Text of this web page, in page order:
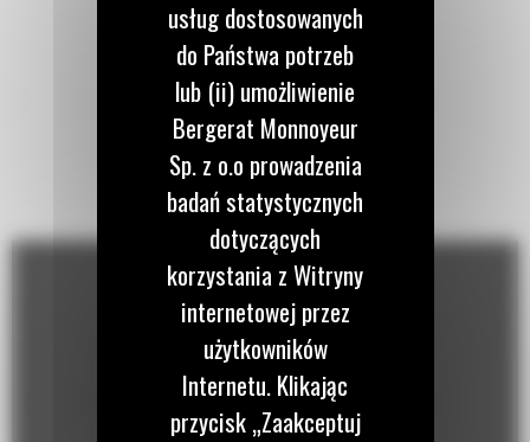
usług dostosowanych
do Państwa potrzeb
lub (ii) umożliwienie
Bergerat Monnoyeur
Sp. z o.o prowadzenia
badań statystycznych
dotyczących
korzystania z Witryny
internetowej przez
użytkowników
Internetu. Klikając
przycisk „Zaakceptuj